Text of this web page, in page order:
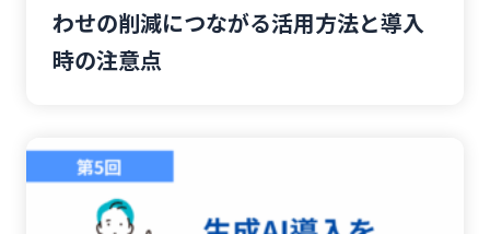
わせの削減につながる活用方法と導入
時の注意点